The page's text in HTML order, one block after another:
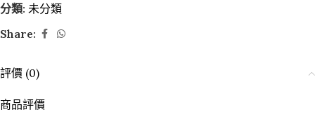
分類: 未分類
Share:
評價 (0)
商品評價